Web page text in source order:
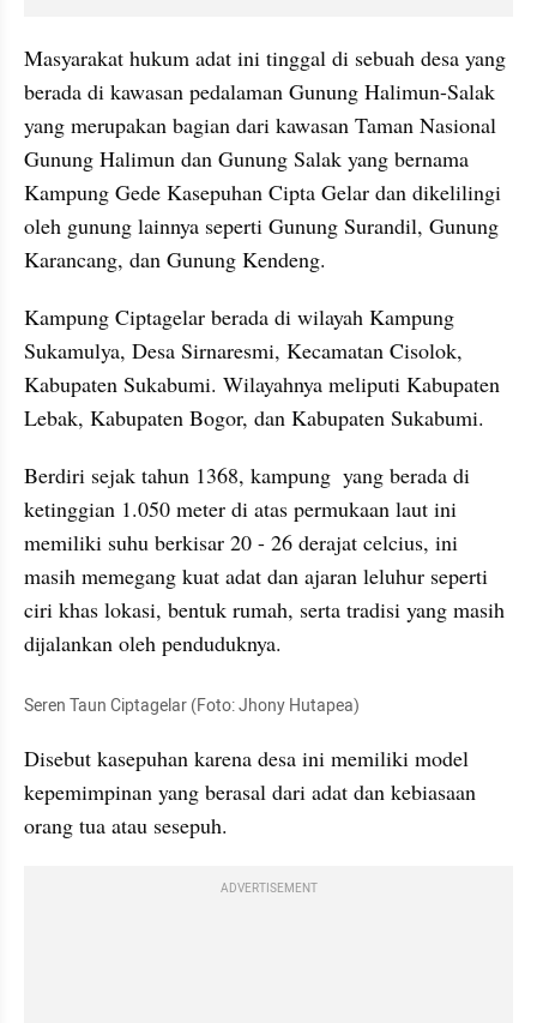
Masyarakat hukum adat ini tinggal di sebuah desa yang
berada di kawasan pedalaman Gunung Halimun-Salak
yang merupakan bagian dari kawasan Taman Nasional
Gunung Halimun dan Gunung Salak yang bernama
Kampung Gede Kasepuhan Cipta Gelar dan dikelilingi
oleh gunung lainnya seperti Gunung Surandil, Gunung
Karancang, dan Gunung Kendeng.
Kampung Ciptagelar berada di wilayah Kampung
Sukamulya, Desa Sirnaresmi, Kecamatan Cisolok,
Kabupaten Sukabumi. Wilayahnya meliputi Kabupaten
Lebak, Kabupaten Bogor, dan Kabupaten Sukabumi.
Berdiri sejak tahun 1368, kampung  yang berada di
ketinggian 1.050 meter di atas permukaan laut ini
memiliki suhu berkisar 20 - 26 derajat celcius, ini
masih memegang kuat adat dan ajaran leluhur seperti
ciri khas lokasi, bentuk rumah, serta tradisi yang masih
dijalankan oleh penduduknya.
Seren Taun Ciptagelar (Foto: Jhony Hutapea)
Disebut kasepuhan karena desa ini memiliki model
kepemimpinan yang berasal dari adat dan kebiasaan
orang tua atau sesepuh.
ADVERTISEMENT